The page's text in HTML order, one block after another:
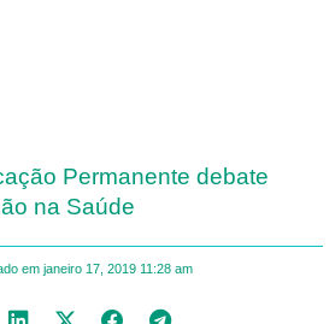
Permanente debate
na Saúde
em janeiro 17, 2019 11:28 am